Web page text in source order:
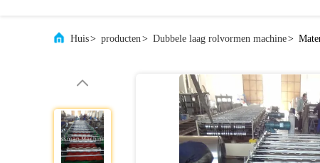
Huis> producten> Dubbele laag rolvormen machine>